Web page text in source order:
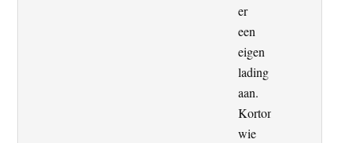
er
een
eigen
lading
aan.
Kortom,
wie